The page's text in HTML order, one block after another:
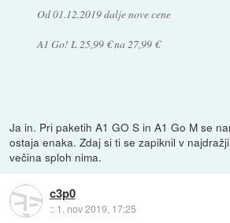
Od 01.12.2019 dalje nove cene
A1 Go! L 25,99 € na 27,99 €
Ja in. Pri paketih A1 GO S in A1 Go M se
ostaja enaka. Zdaj si ti se zapiknil v
večina sploh nima.
c3p0
:: 1. nov 2019, 17:25